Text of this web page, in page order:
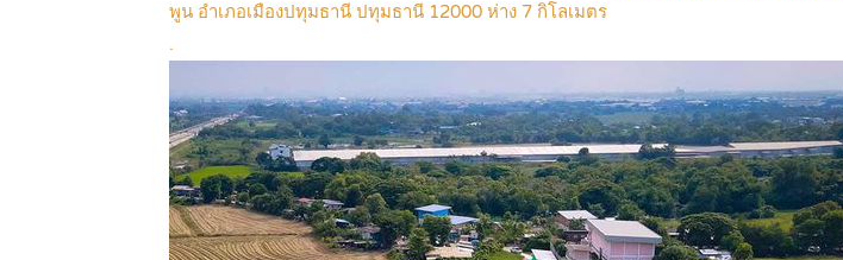
พูน อำเภอเมืองปทุมธานี ปทุมธานี 12000 ห่าง 7 กิโลเมตร
.